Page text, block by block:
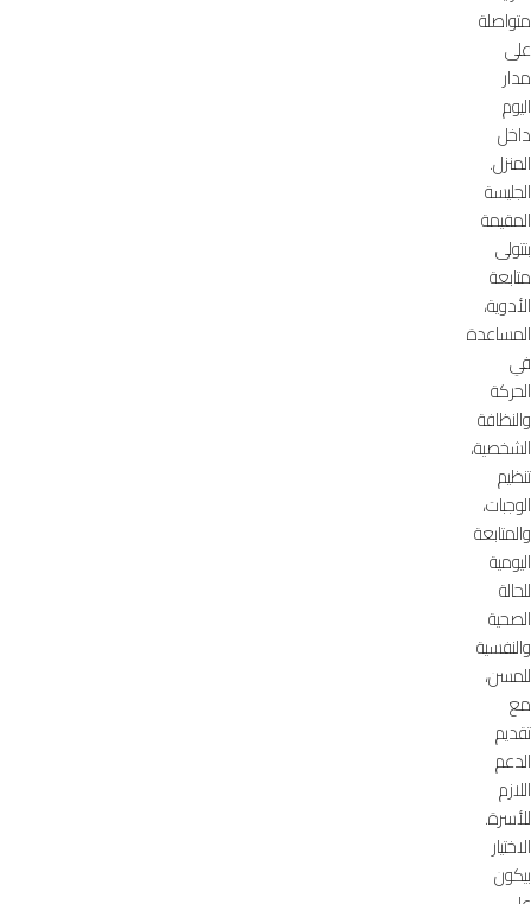
متواصلة
على
مدار
اليوم
داخل
المنزل.
الجليسة
المقيمة
بتتولى
متابعة
الأدوية،
المساعدة
في
الحركة
والنظافة
الشخصية،
تنظيم
الوجبات،
والمتابعة
اليومية
للحالة
الصحية
والنفسية
للمسن،
مع
تقديم
الدعم
اللازم
للأسرة.
الاختيار
بيكون